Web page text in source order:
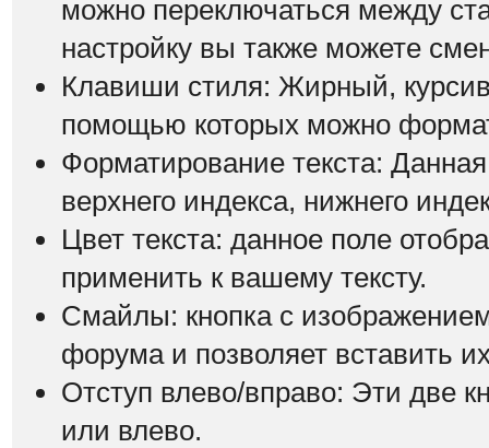
можно переключаться между
настройку вы также можете
Клавиши стиля: Жирный, курсив
помощью которых можно
Форматирование текста:
верхнего индекса, нижнего
Цвет текста: данное поле
применить к вашему тексту.
Смайлы: кнопка с
форума и позволяет вставить
Отступ влево/вправо: Эти две
или влево.